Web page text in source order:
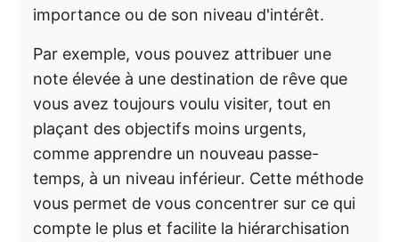
importance ou de son niveau d'intérêt.
Par exemple, vous pouvez attribuer une
note élevée à une destination de rêve que
vous avez toujours voulu visiter, tout en
plaçant des objectifs moins urgents,
comme apprendre un nouveau passe-
temps, à un niveau inférieur. Cette méthode
vous permet de vous concentrer sur ce qui
compte le plus et facilite la hiérarchisation